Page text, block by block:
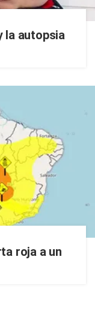
la autopsia
roja a un